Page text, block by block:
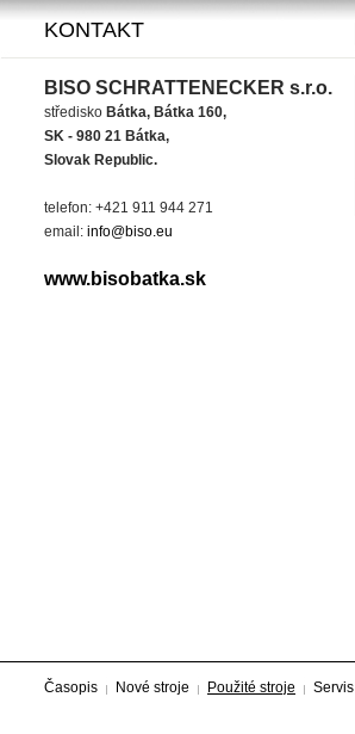
KONTAKT
BISO SCHRATTENECKER s.r.o.
středisko Bátka, Bátka 160,
SK - 980 21 Bátka,
Slovak Republic.
telefon: +421 911 944 271
email: info@biso.eu
www.bisobatka.sk
Časopis Nové stroje Použité stroje Servis